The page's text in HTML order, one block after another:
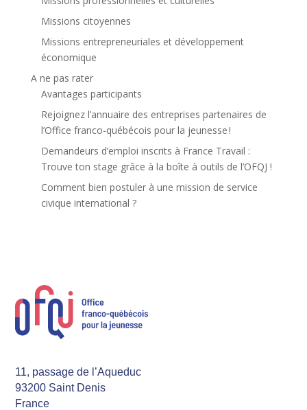
Missions citoyennes
Missions entrepreneuriales et développement
économique
A ne pas rater
Avantages participants
Rejoignez l’annuaire des entreprises partenaires de
l’Office franco-québécois pour la jeunesse !
Demandeurs d’emploi inscrits à France Travail :
Trouve ton stage grâce à la boîte à outils de l’OFQJ !
Comment bien postuler à une mission de service
civique international ?
11, passage de l’Aqueduc
93200 Saint Denis
France